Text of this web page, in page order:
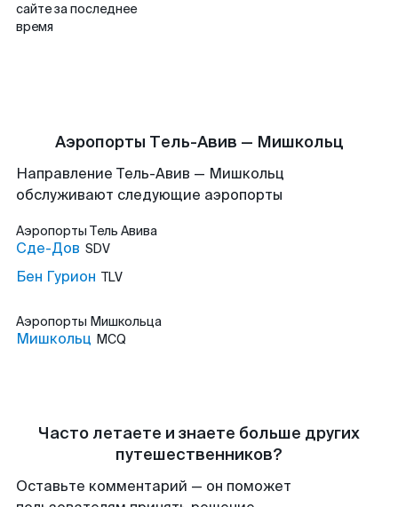
сайте за последнее
время
Аэропорты Тель-Авив — Мишкольц
Направление Тель-Авив — Мишкольц
обслуживают следующие аэропорты
Аэропорты Тель Авива
Сде-Дов SDV
Бен Гурион TLV
Аэропорты Мишкольца
Мишкольц MCQ
Часто летаете и знаете больше других
путешественников?
Оставьте комментарий — он поможет